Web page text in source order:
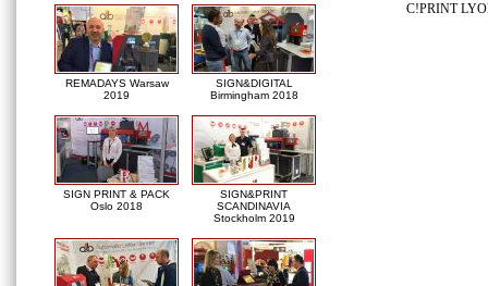
REMADAYS Warsaw
2019
SIGN&DIGITAL
Birmingham 2018
SIGN PRINT & PACK
Oslo 2018
SIGN&PRINT
SCANDINAVIA
Stockholm 2019
C!PRINT